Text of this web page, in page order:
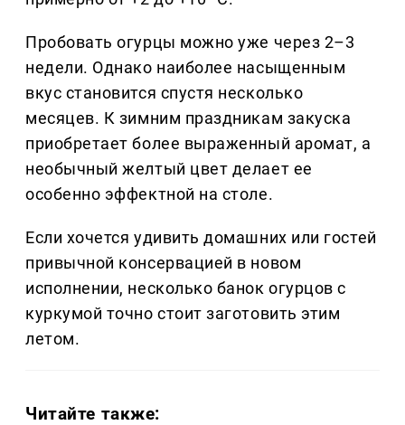
Пробовать огурцы можно уже через 2–3
недели. Однако наиболее насыщенным
вкус становится спустя несколько
месяцев. К зимним праздникам закуска
приобретает более выраженный аромат, а
необычный желтый цвет делает ее
особенно эффектной на столе.
Если хочется удивить домашних или гостей
привычной консервацией в новом
исполнении, несколько банок огурцов с
куркумой точно стоит заготовить этим
летом.
Читайте также: